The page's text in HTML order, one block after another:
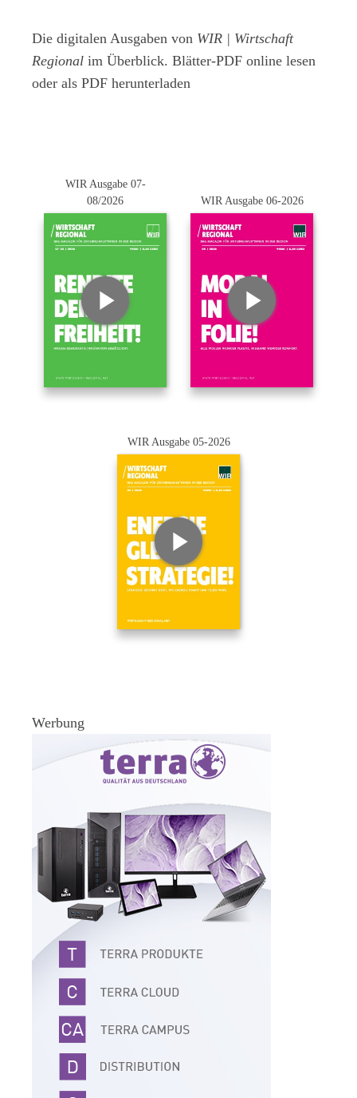
Die digitalen Ausgaben von WIR | Wirtschaft
Regional im Überblick. Blätter-PDF online lesen
oder als PDF herunterladen
WIR Ausgabe 07-
08/2026
WIR Ausgabe 06-2026
WIR Ausgabe 05-2026
Werbung